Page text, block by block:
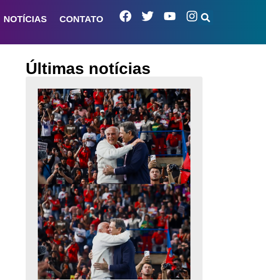
NOTÍCIAS CONTATO
Últimas notícias